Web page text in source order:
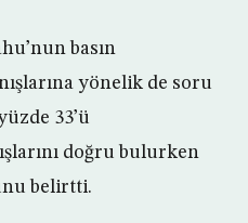
basın
yönelik de soru
33’ü
doğru bulurken
belirtti.